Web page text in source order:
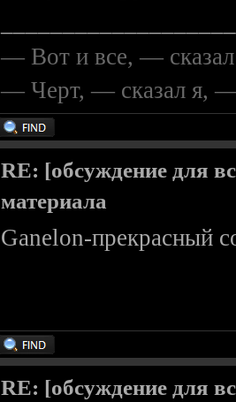
— Вот и все, —
— Черт, — сказал я, —
RE: [обсуждение для
материала
Ganelon-прекрасный
RE: [обсуждение для